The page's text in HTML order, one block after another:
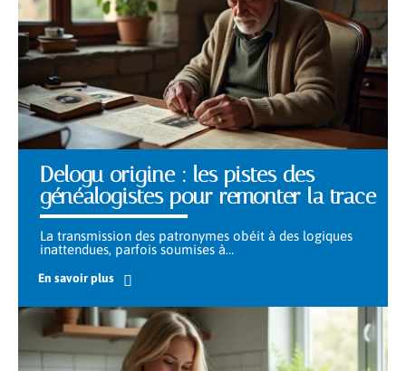
Delogu origine : les pistes des
généalogistes pour remonter la trace
La transmission des patronymes obéit à des logiques
inattendues, parfois soumises à…
En savoir plus